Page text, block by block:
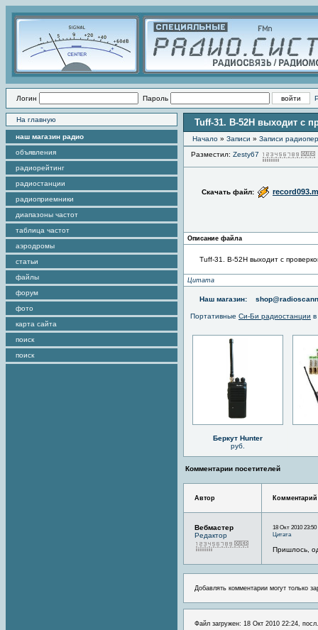
Логин Пароль
На главную
наш магазин радио
объявления
радиорейтинг
радиостанции
радиоприемники
диапазоны частот
таблица частот
аэродромы
статьи
файлы
форум
фото
карта сайта
поиск
поиск
Tuff-31. B-52H выходит с
Начало » Записи » Записи
Разместил: Zesty67
Скачать файл:
Описание файла
Tuff-31. B-52H выходит с
Цитата
Наш магазин:
Портативные Си-Би радиостанции
Беркут Hunter
руб.
Комментарии посетителей
Автор Комментарий
Вебмастер
Редактор
18 Окт 2010 23:50
Цитата
Пришлось,
Добавлять комментарии могут только
Файл загружен: 18 Окт 2010 22:24,